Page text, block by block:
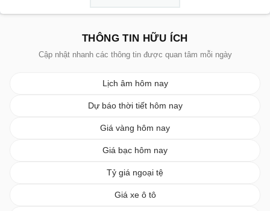
THÔNG TIN HỮU ÍCH
Cập nhật nhanh các thông tin được quan tâm mỗi ngày
Lịch âm hôm nay
Dự báo thời tiết hôm nay
Giá vàng hôm nay
Giá bạc hôm nay
Tỷ giá ngoại tệ
Giá xe ô tô